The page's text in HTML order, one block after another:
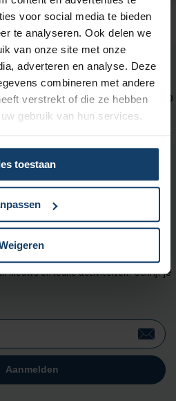
voor social media te bieden
te analyseren. Ook delen we
van onze site met onze
adverteren en analyse. Deze
combineren met andere
verstrekt of die ze hebben
gebruik van hun services.
toestaan
op
t/m vrijdag tussen 08:00 en 18:00
bereikenin gebarentaal, tekst of
voor
nieuws en leuke activiteiten? Schrijf je